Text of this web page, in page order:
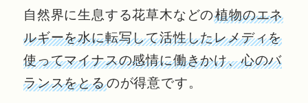
自然界に生息する花草木などの植物のエネ
ルギーを水に転写して活性したレメディを
使ってマイナスの感情に働きかけ、心のバ
ランスをとるのが得意です。